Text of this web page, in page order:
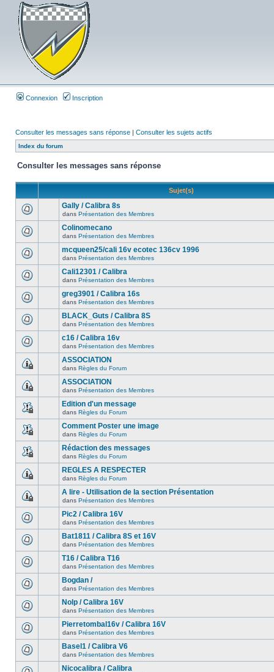
Connexion Inscription
Consulter les messages sans réponse | Consulter les sujets actifs
Index du forum
Consulter les messages sans réponse
Sujet(s)
Gally / Calibra 8s
dans Présentation des Membres
Colinomecano
dans Présentation des Membres
mcqueen25/cali 16v ecotec 136cv 1996
dans Présentation des Membres
Cali12301 / Calibra
dans Présentation des Membres
greg3901 / Calibra 16s
dans Présentation des Membres
BLACK_Guts / Calibra 8S
dans Présentation des Membres
c16 / Calibra 16v
dans Présentation des Membres
ASSOCIATION
dans Règles du Forum
ASSOCIATION
dans Présentation des Membres
Edition d'un message
dans Règles du Forum
Comment Poster une image
dans Règles du Forum
Rédaction des messages
dans Règles du Forum
REGLES A RESPECTER
dans Règles du Forum
A lire - Utilisation de la section Présentation
dans Présentation des Membres
Pic2 / Calibra 16V
dans Présentation des Membres
Bat1811 / Calibra 8S et 16V
dans Présentation des Membres
T16 / Calibra T16
dans Présentation des Membres
Bogdan /
dans Présentation des Membres
Nolp / Calibra 16V
dans Présentation des Membres
Pierretombal16v / Calibra 16V
dans Présentation des Membres
Basel1 / Calibra V6
dans Présentation des Membres
Nicocalibra / Calibra